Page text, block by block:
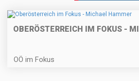
OBERÖSTERREICH IM FOKUS -
OÖ im Fokus